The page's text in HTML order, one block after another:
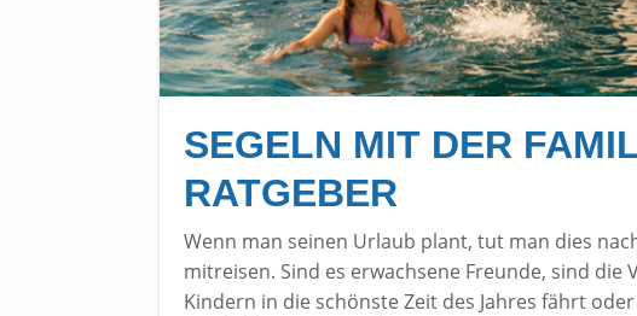
SEGELN MIT DER
RATGEBER
Wenn man seinen Urlaub plant, tut man dies
mitreisen. Sind es erwachsene Freunde, sind
Kindern in die schönste Zeit des Jahres fährt